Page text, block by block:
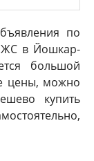
по
в Йошкар-
большой
цены, можно
купить